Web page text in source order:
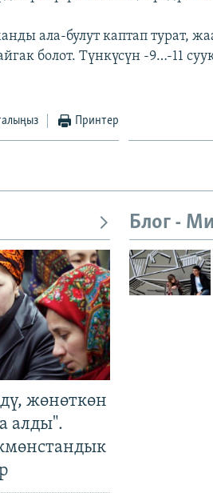
ала-булут каптап турат,
болот. Түнкүсүн -9…-11
Принтер
жөнөткөн
алды".
Блог -